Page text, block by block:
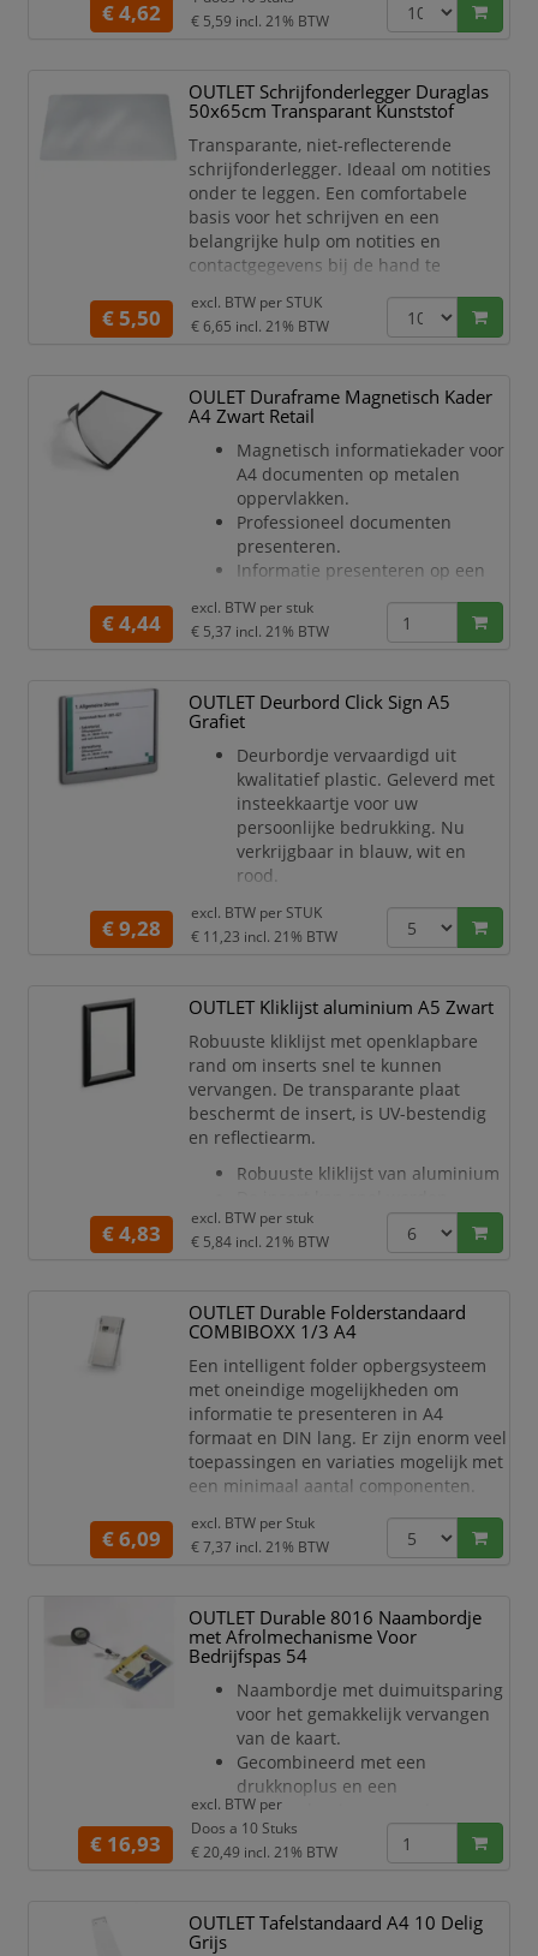
uiteenlopende toepassingen.
Kan worden gebruikt in staand of
liggend formaat
Met afrolmechanisme EXTRA
STRONG voorzien van
karabijnhaak, klei
€ 4,62
€ 5,59 incl. 21% BTW
OUTLET Schrijfonderlegger Duraglas
50x65cm Transparant Kunststof
Transparante, niet-reflecterende
schrijfonderlegger. Ideaal om notities
onder te leggen. Een comfortabele
basis voor het schrijven en een
belangrijke hulp om notities en
contactgegevens bij de hand te
Niet-reflecterend • Om notities,
contactgegevens, enz onder te leggen •
x H)
€ 5,50
excl. BTW per STUK
€ 6,65 incl. 21% BTW
OULET Duraframe Magnetisch Kader
A4 Zwart Retail
Magnetisch informatiekader voor
A4 documenten op metalen
oppervlakken.
Professioneel documenten
presenteren.
Informatie presenteren op een
manier
Snel en gemakkelijk vervangen
magnetisch kader op te tillen van
de ondergrond
oppervlakken zoals
whiteboarden, lockers of
productiemachines.
Toepassingen: A4 documenten
zoals machinegegevens, gebru
€ 4,44
excl. BTW perstuk
€ 5,37 incl. 21% BTW
OUTLET Deurbord Click Sign A5
Grafiet
Deurbordje vervaardigd uit
kwalitatief plastic. Geleverd met
insteekkaartje voor uw
persoonlijke bedrukking. Nu
verkrijgbaar in blauw, wit en
rood.
dankzij zijn functionaliteit en
modern design met afgeronde
Het doorzichtige paneel kan
volledig uit de houder worden
genomen voor een snelle en
eenvoudige vervanging van het
insteekkaartje.
Naar omhoog duwen, openen en
uitnemen.
Verkrijgbaar i
€ 9,28
excl. BTW per STUK
€ 11,23 incl. 21% BTW
OUTLET Kliklijst aluminium A5 Zwart
Robuuste kliklijst met openklapbare
rand om inserts snel te kunnen
vervangen. De transparante plaat
beschermt de insert, is UV-bestendig
en reflectiearm.
Robuuste kliklijst van aluminium
vervangen door de openklapbare
rand
(voor de papieren insert)
Slagvast achterpaneel van
polystyreen
Klikranden met hoekverbinding
in verstek
€ 4,83
excl. BTW perstuk
€ 5,84 incl. 21% BTW
OUTLET Durable Folderstandaard
COMBIBOXX 1/3 A4
Een intelligent folder opbergsysteem
met oneindige mogelijkheden om
informatie te presenteren in A4
formaat en DIN lang. Er zijn enorm veel
toepassingen en variaties mogelijk met
een minimaal aantal componenten.
als plaatsbesparende tafelstandaards
of als een wandhouder voor folders
nodig te hebben. De tafelstandaard is
gemakkelijk om te zetten in een
wandhouder door simpelwe
€ 6,09
excl. BTW per Stuk
€ 7,37 incl. 21% BTW
OUTLET Durable 8016 Naambordje
met Afrolmechanisme Voor
Bedrijfspas 54
Naambordje met duimuitsparing
voor het gemakkelijk vervangen
van de kaart.
Gecombineerd met een
drukknoplus en een
afrolmechanisme voorzien van
een metalen clip op de
achterzijde.
(H x B)
€ 16,93
excl. BTW per
Doos a 10 Stuks
€ 20,49 incl. 21% BTW
OUTLET Tafelstandaard A4 10 Delig
Grijs